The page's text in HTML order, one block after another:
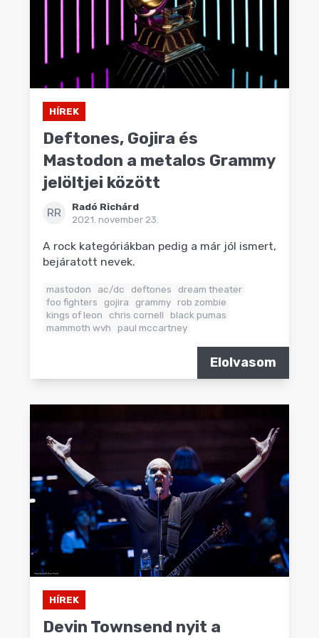
HÍREK
Deftones, Gojira és
Mastodon a metalos Grammy
jelöltjei között
RR
Radó Richárd
2021. november 23.
A rock kategóriákban pedig a már jól ismert,
bejáratott nevek.
mastodon ac/dc deftones
dream theater
foo fighters
gojira grammy rob zombie
kings of leon
chris cornell
black pumas
mammoth wvh
paul mccartney
Elolvasom
HÍREK
Devin Townsend nyit a